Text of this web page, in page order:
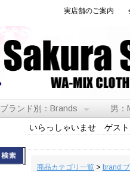
実店舗のご案内
ブランド別：Brands 男：
いらっしゃいませ ゲスト
商品カテゴリ一覧> brand: